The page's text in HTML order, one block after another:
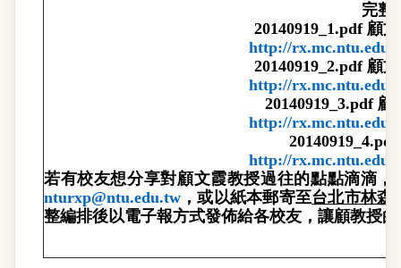
完整
20140919_1.pdf 顧
http://
20140919_2.pdf 顧
http://
20140919_3.pdf 顧
http://
20140919_4.pdf
http://
若有校友想分享對顧文霞教授過往的點點滴滴
nturxp@ntu.edu.tw ，或以紙本郵寄至台北市林森
整編排後以電子報方式發佈給各校友，讓顧教授